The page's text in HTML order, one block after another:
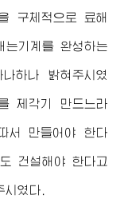
구체적으로 료해
는기계를 완성하는
하나 밝혀주시였
제각기 만드느라
서 만들어야 한다
건설해야 한다고
였다.